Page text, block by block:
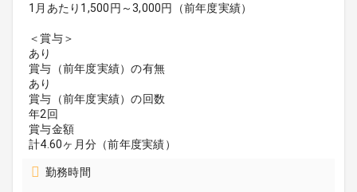
1月あたり1,500円～3,000円（前年度実績）
＜賞与＞
あり
賞与（前年度実績）の有無
あり
賞与（前年度実績）の回数
年2回
賞与金額
計4.60ヶ月分（前年度実績）
勤務時間